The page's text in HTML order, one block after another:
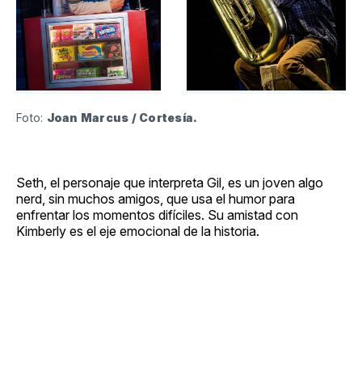
Foto: Joan Marcus / Cortesía.
Seth, el personaje que interpreta Gil, es un joven algo
nerd, sin muchos amigos, que usa el humor para
enfrentar los momentos difíciles. Su amistad con
Kimberly es el eje emocional de la historia.